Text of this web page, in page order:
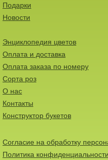
Подарки
Новости
Энциклопедия цветов
Оплата и доставка
Оплата заказа по номеру
Сорта роз
О нас
Контакты
Конструктор букетов
Согласие на обработку
Политика конфиденциальности